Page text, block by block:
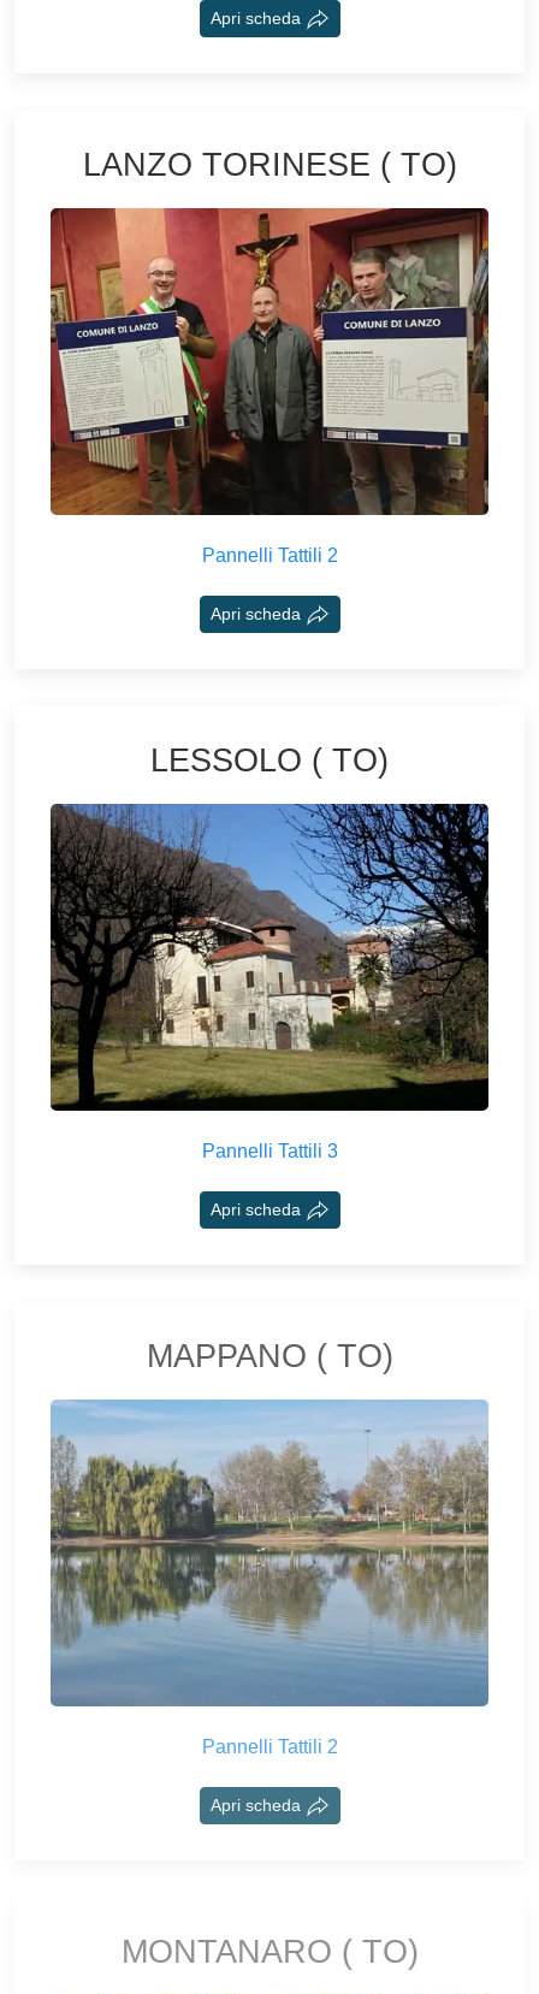
Apri scheda
LANZO TORINESE ( TO)
Pannelli Tattili 2
Apri scheda
LESSOLO ( TO)
Pannelli Tattili 3
Apri scheda
MAPPANO ( TO)
Pannelli Tattili 2
Apri scheda
MONTANARO ( TO)